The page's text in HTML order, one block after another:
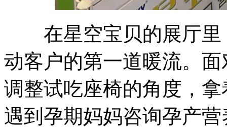
在星空宝贝的展厅里
动客户的第一道暖流。
调整试吃座椅的角度，
遇到孕期妈妈咨询孕产